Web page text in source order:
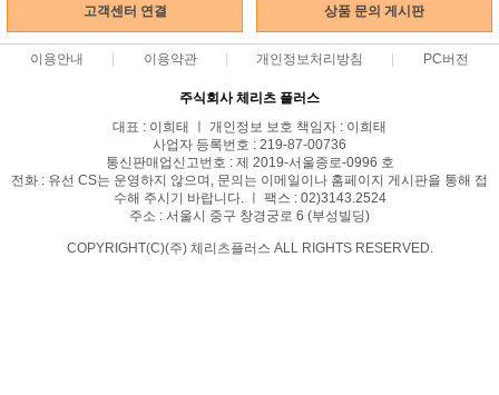
고객센터 연결 상품 문의 게시판
이용안내 이용약관 개인정보처리방침 PC버전
주식회사 체리츠 플러스
대표 : 이희태 ㅣ 개인정보 보호 책임자 : 이희태
사업자 등록번호 : 219-87-00736
통신판매업신고번호 : 제 2019-서울종로-0996 호
전화 : 유선 CS는 운영하지 않으며, 문의는 이메일이나 홈페이지 게시판을 통해 접
수해 주시기 바랍니다. ㅣ 팩스 : 02)3143.2524
주소 : 서울시 중구 창경궁로 6 (부성빌딩)
COPYRIGHT(C)(주) 체리츠플러스 ALL RIGHTS RESERVED.